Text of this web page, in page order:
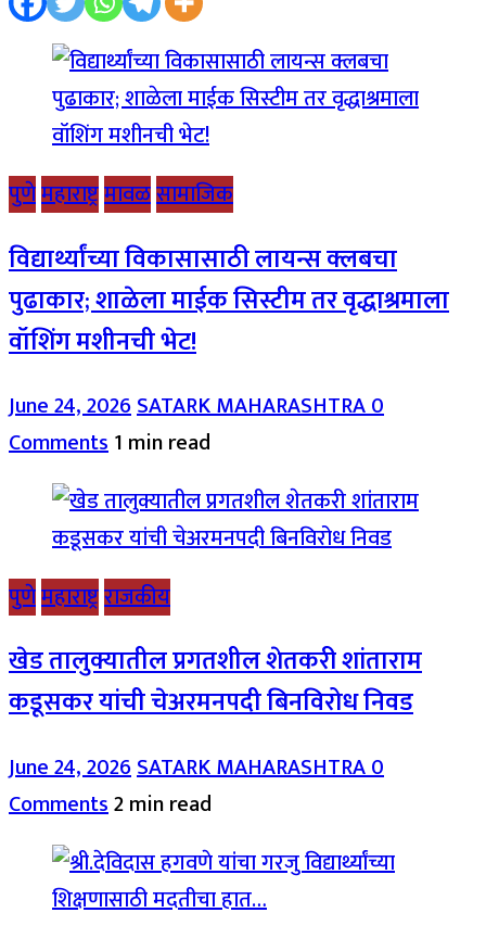
पुणेमहाराष्ट्रमावळसामाजिक
विद्यार्थ्यांच्या विकासासाठी लायन्स क्लबचा
पुढाकार; शाळेला माईक सिस्टीम तर वृद्धाश्रमाला
वॉशिंग मशीनची भेट!
June 24, 2026SATARK MAHARASHTRA0
Comments1 min read
पुणेमहाराष्ट्रराजकीय
खेड तालुक्यातील प्रगतशील शेतकरी शांताराम
कडूसकर यांची चेअरमनपदी बिनविरोध निवड
June 24, 2026SATARK MAHARASHTRA0
Comments2 min read